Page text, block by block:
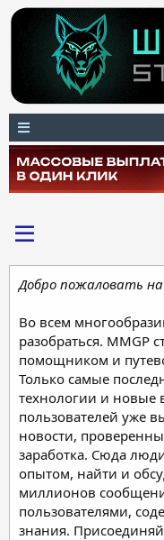
Добро пожаловать
Во всем
разобраться. MMGP
помощником и
Только самые
технологии и новые
пользователей уже
новости,
заработка. Сюда
опытом, найти и
миллионов
пользователями,
знания.